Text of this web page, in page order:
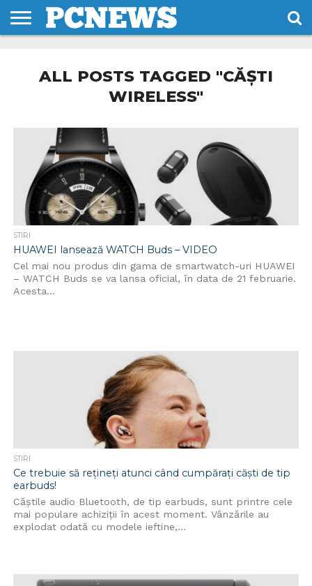
NOI
CONDITII
ALL POSTS TAGGED "CĂȘTI
WIRELESS"
STIRI
HUAWEI lansează WATCH Buds – VIDEO
Cel mai nou produs din gama de smartwatch-uri HUAWEI
– WATCH Buds se va lansa oficial, în data de 21 februarie.
Acesta...
STIRI
Ce trebuie să rețineți atunci când cumpărați căști de tip
earbuds!
Căștile audio Bluetooth, de tip earbuds, sunt printre cele
mai populare achiziții în acest moment. Vânzările au
explodat odată cu modele ieftine,...